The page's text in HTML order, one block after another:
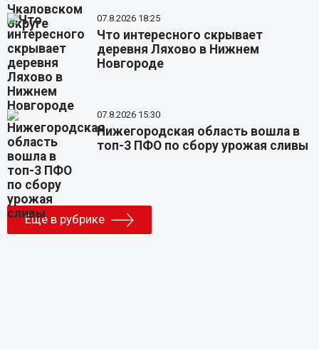
07.8.2026 18:25
Что интересного скрывает
деревня Ляхово в Нижнем
Новгороде
07.8.2026 15:30
Нижегородская область вошла в
топ-3 ПФО по сбору урожая сливы
Еще в рубрике